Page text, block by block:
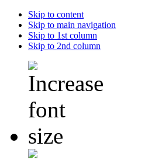
Skip to content
Skip to main navigation
Skip to 1st column
Skip to 2nd column